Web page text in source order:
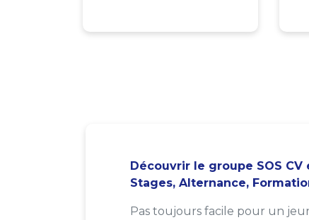
Découvrir le groupe SOS
Stages, Alternance,
Pas toujours facile pour un